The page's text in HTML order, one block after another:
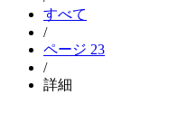
すべて
/
ページ 23
/
詳細